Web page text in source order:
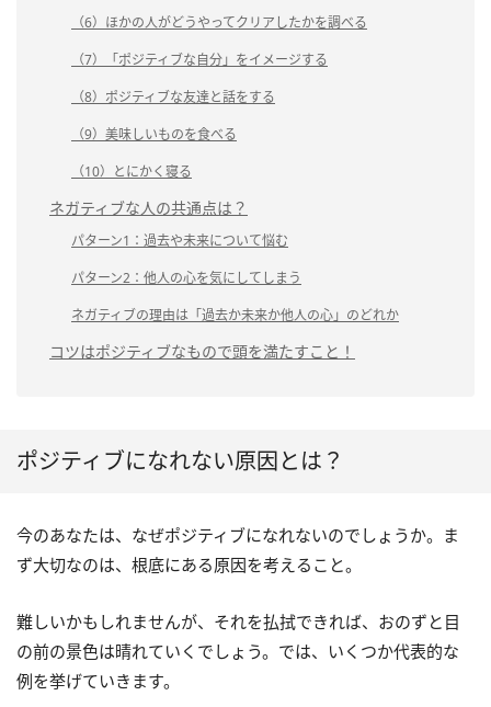
（6）ほかの人がどうやってクリアしたかを調べる
（7）「ポジティブな自分」をイメージする
（8）ポジティブな友達と話をする
（9）美味しいものを食べる
（10）とにかく寝る
ネガティブな人の共通点は？
パターン1：過去や未来について悩む
パターン2：他人の心を気にしてしまう
ネガティブの理由は「過去か未来か他人の心」のどれか
コツはポジティブなもので頭を満たすこと！
ポジティブになれない原因とは？
今のあなたは、なぜポジティブになれないのでしょうか。ま
ず大切なのは、根底にある原因を考えること。
難しいかもしれませんが、それを払拭できれば、おのずと目
の前の景色は晴れていくでしょう。では、いくつか代表的な
例を挙げていきます。